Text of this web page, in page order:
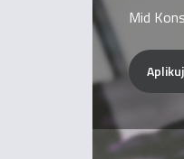
Mid